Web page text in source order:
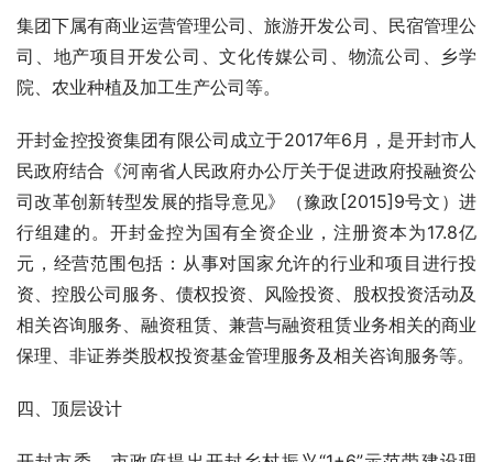
集团下属有商业运营管理公司、旅游开发公司、民宿管理公
司、地产项目开发公司、文化传媒公司、物流公司、乡学
院、农业种植及加工生产公司等。
开封金控投资集团有限公司成立于2017年6月，是开封市人
民政府结合《河南省人民政府办公厅关于促进政府投融资公
司改革创新转型发展的指导意见》（豫政[2015]9号文）进
行组建的。开封金控为国有全资企业，注册资本为17.8亿
元，经营范围包括：从事对国家允许的行业和项目进行投
资、控股公司服务、债权投资、风险投资、股权投资活动及
相关咨询服务、融资租赁、兼营与融资租赁业务相关的商业
保理、非证券类股权投资基金管理服务及相关咨询服务等。
四、顶层设计